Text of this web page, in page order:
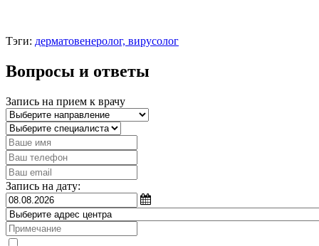
Тэги: дерматовенеролог, вирусолог
Вопросы и ответы
Запись на прием к врачу
Запись на дату: